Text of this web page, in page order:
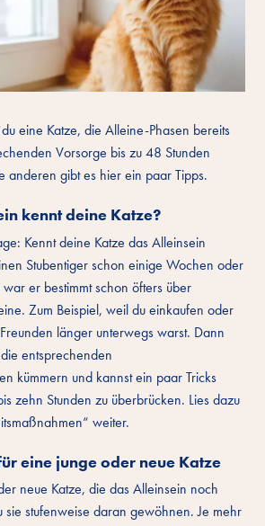
eine Katze, die Alleine-Phasen bereits
Vorsorge bis zu 48 Stunden
anderen gibt es hier ein paar Tipps.
kennt deine Katze?
Kennt deine Katze das Alleinsein
Stubentiger schon einige Wochen oder
er bestimmt schon öfters über
Zum Beispiel, weil du einkaufen oder
länger unterwegs warst. Dann
entsprechenden
kümmern und kannst ein paar Tricks
zehn Stunden zu überbrücken. Lies dazu
weiter.
eine junge oder neue Katze
neue Katze, die das Alleinsein noch
sie stufenweise daran gewöhnen. Je mehr